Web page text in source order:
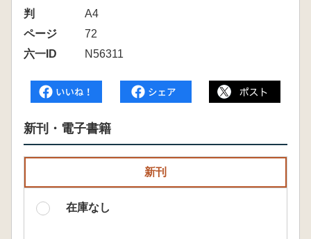
判
A4
ページ
72
六一ID
N56311
新刊・電子書籍
新刊
在庫なし